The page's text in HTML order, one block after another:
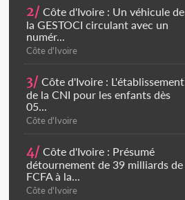
2/ Côte d'Ivoire : Un véhicule de
la GESTOCI circulant avec un
numér...
Côte d'Ivoire
3/ Côte d'Ivoire : L'établissement
de la CNI pour les enfants dès
05...
Côte d'Ivoire
4/ Côte d'Ivoire : Présumé
détournement de 39 milliards de
FCFA à la...
Côte d'Ivoire